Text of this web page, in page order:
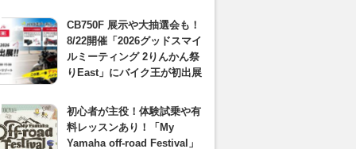
CB750F 展示や大抽選会も！
8/22開催「2026グッドスマイ
ルミーティング 2りんかん祭
りEast」にバイク王が初出展
初心者が主役！体験試乗や有
料レッスンあり！「My
Yamaha off-road Festival」